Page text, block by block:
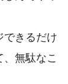
できるだけ
無駄なこ